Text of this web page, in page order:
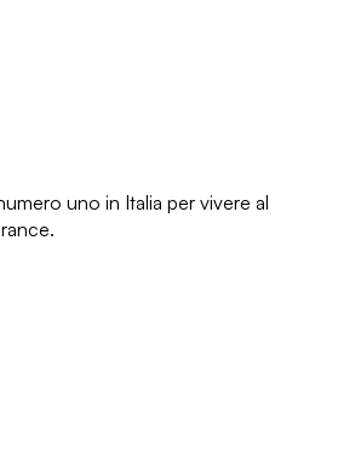
uno in Italia per vivere al